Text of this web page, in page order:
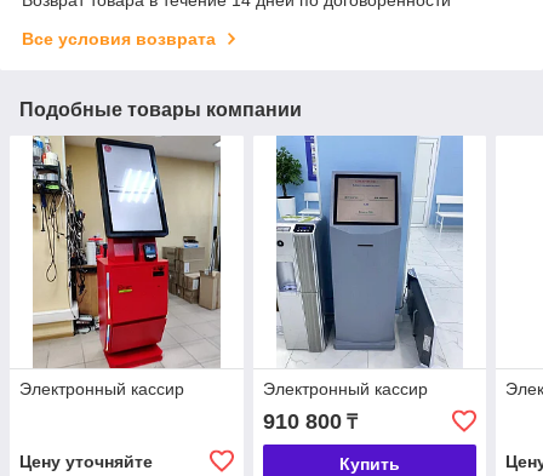
Все условия возврата
Подобные товары компании
Электронный кассир
Цену уточняйте
Электронный кассир
910 800₸
Купить